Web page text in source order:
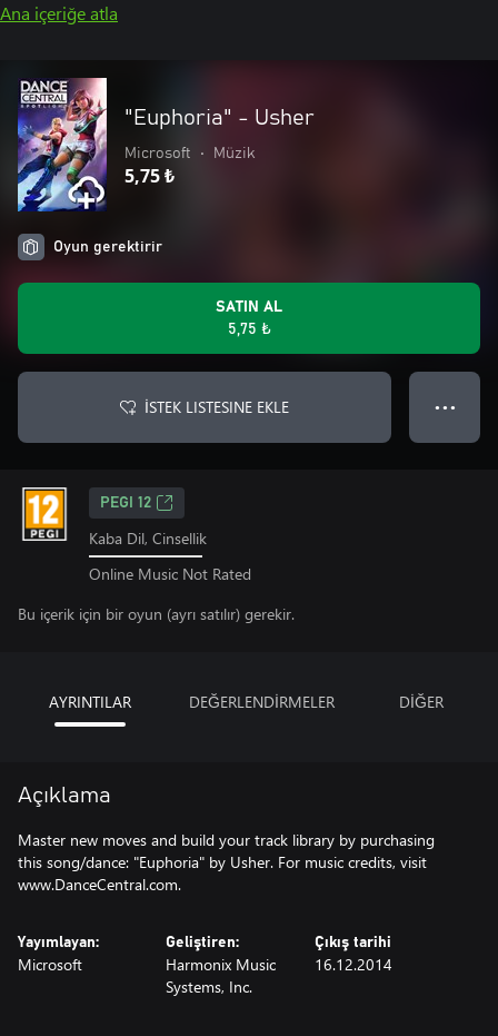
Ana içeriğe atla
"Euphoria" - Usher
Microsoft • Müzik
5,75 ₺
Oyun gerektirir
SATIN AL
5,75 ₺
İSTEK LISTESINE EKLE ● ● ●
PEGI 12
Kaba Dil, Cinsellik
Online Music Not Rated
Bu içerik için bir oyun (ayrı satılır) gerekir.
AYRINTILAR DEĞERLENDİRMELER DİĞER
Açıklama
Master new moves and build your track library by purchasing
this song/dance: "Euphoria" by Usher. For music credits, visit
www.DanceCentral.com.
Yayımlayan:
Microsoft
Geliştiren:
Harmonix Music
Systems, Inc.
Çıkış tarihi
16.12.2014